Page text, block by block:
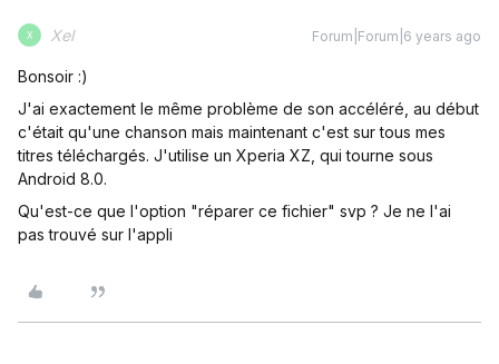
X Xel Forum|Forum|6 years ago
Bonsoir :)
J'ai exactement le même problème de son accéléré, au début
c'était qu'une chanson mais maintenant c'est sur tous mes
titres téléchargés. J'utilise un Xperia XZ, qui tourne sous
Android 8.0.
Qu'est-ce que l'option "réparer ce fichier" svp ? Je ne l'ai
pas trouvé sur l'appli